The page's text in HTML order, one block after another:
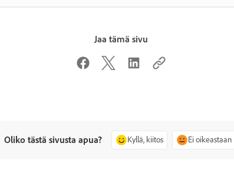
Jaa tämä sivu
Oliko tästä sivusta apua? Kyllä, kiitos Ei oikeastaan